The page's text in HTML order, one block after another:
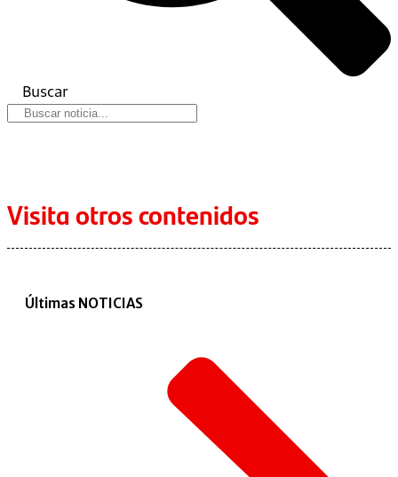
Buscar
Visita otros contenidos
Últimas NOTICIAS